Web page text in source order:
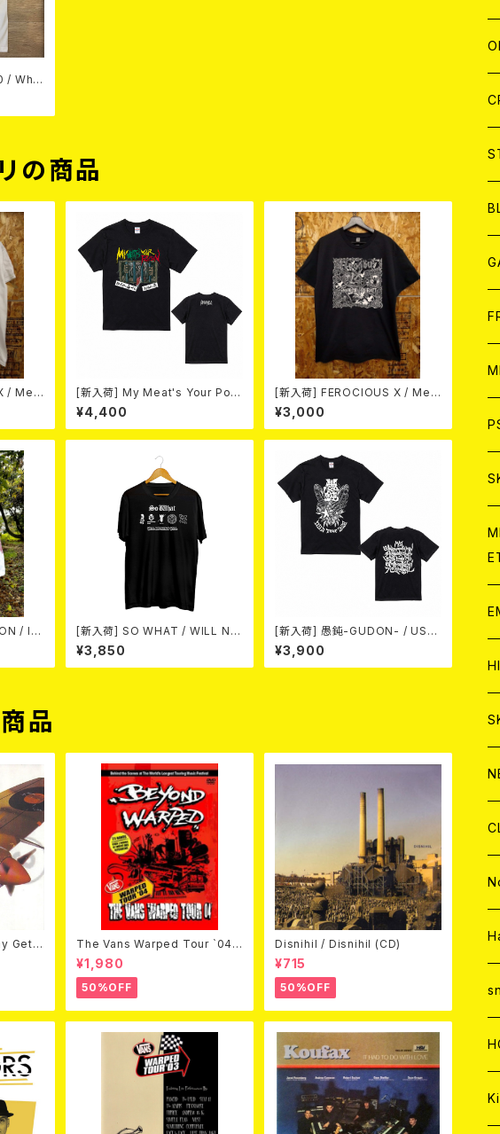
/ Whit
の商品
/ Med
/
[新入荷] My Meat's Your Pois
on -あんたにゃ毒でもオイラにゃ
薬- / BLACK T-shirt (S～XL)
¥4,400
[新入荷] FEROCIOUS X / Med
Vilken Rätt (T-shirt/BLACK/
Size:L)
¥3,000
/ IR
[新入荷] SO WHAT / WILL NO
HING WILL T-SHIRT BLACK
(size:L)
¥3,850
[新入荷] 愚鈍-GUDON- / USA
TOUR 2026 T-shirt (XXL & X
XXL)
¥3,900
品
Geta
The Vans Warped Tour `04
Beyond Warped (国内盤DVD)
¥1,980
50%OFF
Disnihil / Disnihil (CD)
¥715
50%OFF
CD
CD
CD